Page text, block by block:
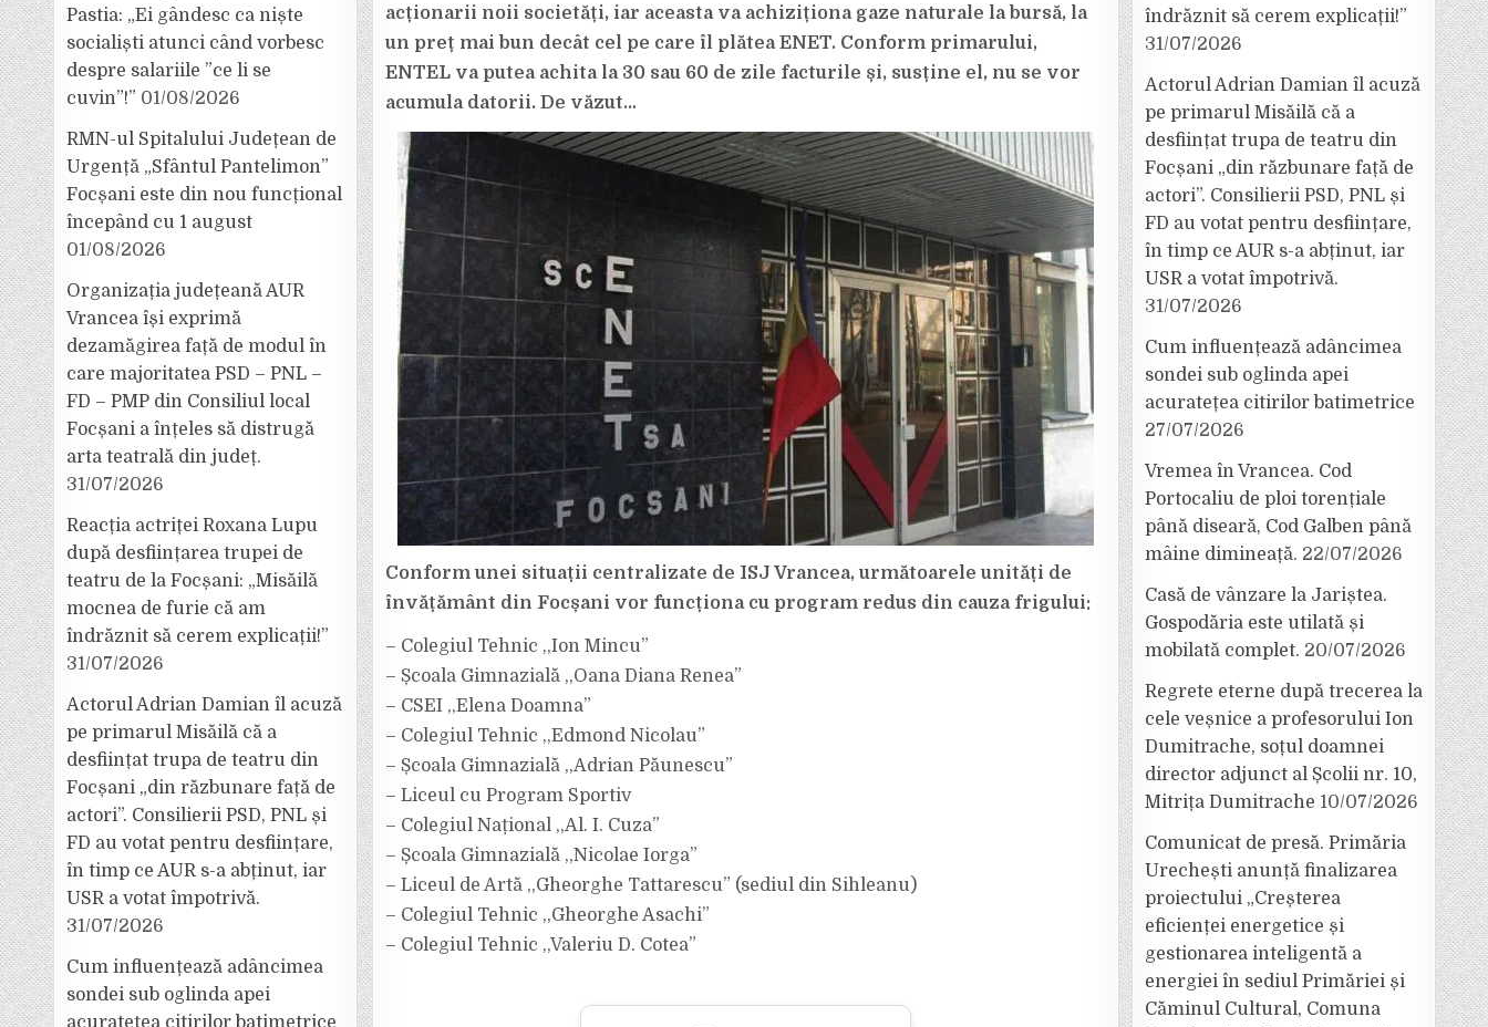
acționarii noii societăți, iar aceasta va achiziționa gaze naturale la bursă, la
un preț mai bun decât cel pe care îl plătea ENET. Conform primarului,
ENTEL va putea achita la 30 sau 60 de zile facturile și, susține el, nu se vor
acumula datorii. De văzut…
Conform unei situații centralizate de ISJ Vrancea, următoarele unități de
învățământ din Focșani vor funcționa cu program redus din cauza frigului:
– Colegiul Tehnic ,,Ion Mincu”
– Școala Gimnazială ,,Oana Diana Renea”
– CSEI ,,Elena Doamna”
– Colegiul Tehnic ,,Edmond Nicolau”
– Școala Gimnazială ,,Adrian Păunescu”
– Liceul cu Program Sportiv
– Colegiul Național ,,Al. I. Cuza”
– Școala Gimnazială ,,Nicolae Iorga”
– Liceul de Artă ,,Gheorghe Tattarescu” (sediul din Sihleanu)
– Colegiul Tehnic ,,Gheorghe Asachi”
– Colegiul Tehnic ,,Valeriu D. Cotea”
Pastia: „Ei gândesc ca niște
socialiști atunci când vorbesc
despre salariile ”ce li se
cuvin”!” 01/08/2026
RMN-ul Spitalului Județean de
Urgență „Sfântul Pantelimon”
Focșani este din nou funcțional
începând cu 1 august
01/08/2026
Organizația județeană AUR
Vrancea își exprimă
dezamăgirea față de modul în
care majoritatea PSD – PNL –
FD – PMP din Consiliul local
Focșani a înțeles să distrugă
arta teatrală din județ.
31/07/2026
Reacția actriței Roxana Lupu
după desființarea trupei de
teatru de la Focșani: „Misăilă
mocnea de furie că am
îndrăznit să cerem explicații!”
31/07/2026
Actorul Adrian Damian îl acuză
pe primarul Misăilă că a
desființat trupa de teatru din
Focșani „din răzbunare față de
actori”. Consilierii PSD, PNL și
FD au votat pentru desființare,
în timp ce AUR s-a abținut, iar
USR a votat împotrivă.
31/07/2026
Cum influențează adâncimea
sondei sub oglinda apei
acuratețea citirilor batimetrice
îndrăznit să cerem explicații!”
31/07/2026
Actorul Adrian Damian îl acuză
pe primarul Misăilă că a
desființat trupa de teatru din
Focșani „din răzbunare față de
actori”. Consilierii PSD, PNL și
FD au votat pentru desființare,
în timp ce AUR s-a abținut, iar
USR a votat împotrivă.
31/07/2026
Cum influențează adâncimea
sondei sub oglinda apei
acuratețea citirilor batimetrice
27/07/2026
Vremea în Vrancea. Cod
Portocaliu de ploi torențiale
până diseară, Cod Galben până
mâine dimineață. 22/07/2026
Casă de vânzare la Jariștea.
Gospodăria este utilată și
mobilată complet. 20/07/2026
Regrete eterne după trecerea la
cele veșnice a profesorului Ion
Dumitrache, soțul doamnei
director adjunct al Școlii nr. 10,
Mitrița Dumitrache 10/07/2026
Comunicat de presă. Primăria
Urechești anunță finalizarea
proiectului „Creșterea
eficienței energetice și
gestionarea inteligentă a
energiei în sediul Primăriei și
Căminul Cultural, Comuna